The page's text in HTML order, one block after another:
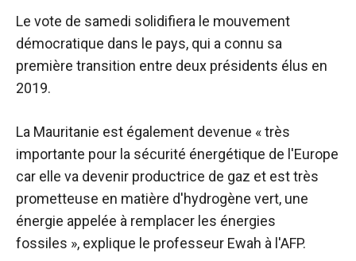
Le vote de samedi solidifiera le mouvement
démocratique dans le pays, qui a connu sa
première transition entre deux présidents élus en
2019.
La Mauritanie est également devenue « très
importante pour la sécurité énergétique de l'Europe
car elle va devenir productrice de gaz et est très
prometteuse en matière d'hydrogène vert, une
énergie appelée à remplacer les énergies
fossiles », explique le professeur Ewah à l'AFP.